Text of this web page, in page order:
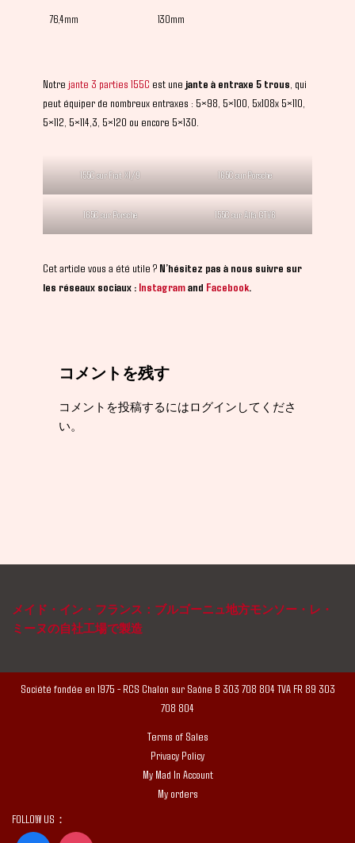
76,4mm 130mm
Notre jante 3 parties 155C est une jante à entraxe 5 trous , qui
peut équiper de nombreux entraxes : 5×98, 5×100, 5x108x 5×110,
5×112, 5×114,3, 5×120 ou encore 5×130.
155C sur Fiat X1/9 165C sur Porsche
165C sur Porsche 155C sur Alfa GTV6
Cet article vous a été utile ? N’hésitez pas à nous suivre sur
les réseaux sociaux : Instagramand Facebook.
コメントを残す
コメントを投稿するにはログイン してくださ
い。
メイド・イン・フランス：ブルゴーニュ地方モンソー・レ・
ミーヌの自社工場で製造
Société fondée en 1975 - RCS Chalon sur Saône B 303 708 804 TVA FR 89 303
708 804
Terms of Sales
Privacy Policy
My Mad In Account
My orders
FOLLOW US：